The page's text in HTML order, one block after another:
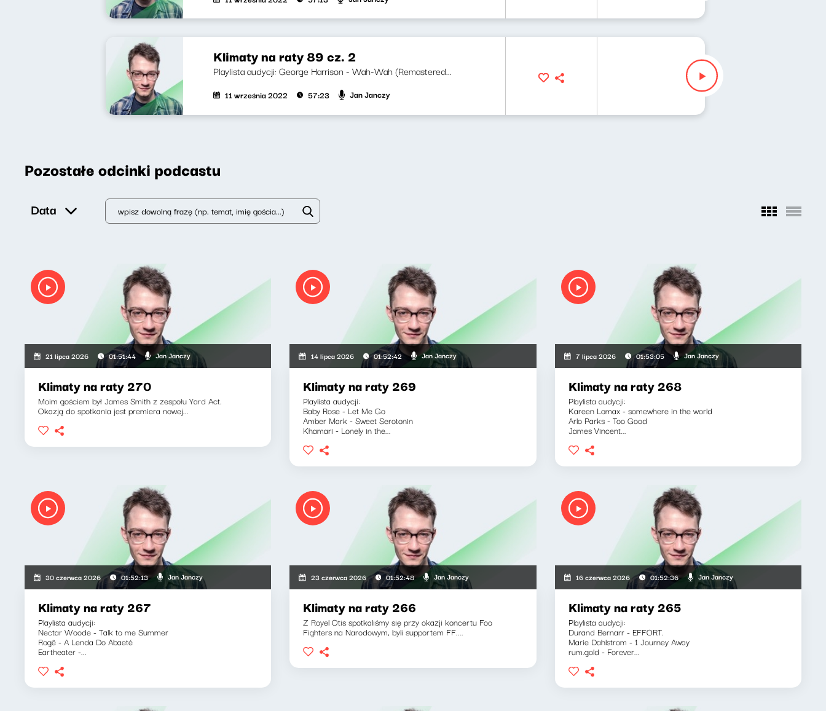
Klimaty na raty 89 cz. 2
Playlista audycji: George Harrison - Wah-Wah (Remastered...
11 września 2022 57:23 Jan Janczy
Pozostałe odcinki podcastu
Data
21 lipca 2026 01:51:44 Jan Janczy
Klimaty na raty 270
Moim gościem był James Smith z zespołu Yard Act.
Okazją do spotkania jest premiera nowej...
14 lipca 2026 01:52:42 Jan Janczy
Klimaty na raty 269
Playlista audycji:
Baby Rose - Let Me Go
Amber Mark - Sweet Serotonin
Khamari - Lonely in the...
7 lipca 2026 01:53:05 Jan Janczy
Klimaty na raty 268
Playlista audycji:
Kareen Lomax - somewhere in the world
Arlo Parks - Too Good
James Vincent...
30 czerwca 2026 01:52:13 Jan Janczy
Klimaty na raty 267
Playlista audycji:
Nectar Woode - Talk to me Summer
Rogê - A Lenda Do Abaeté
Eartheater -...
23 czerwca 2026 01:52:48 Jan Janczy
Klimaty na raty 266
Z Royel Otis spotkaliśmy się przy okazji koncertu Foo
Fighters na Narodowym, byli supportem FF....
16 czerwca 2026 01:52:36 Jan Janczy
Klimaty na raty 265
Playlista audycji:
Durand Bernarr - EFFORT.
Marie Dahlstrom - 1 Journey Away
rum.gold - Forever...